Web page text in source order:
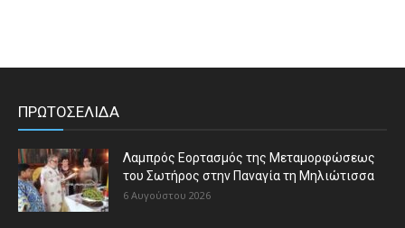
ΠΡΩΤΟΣΕΛΙΔΑ
Λαμπρός Εορτασμός της Μεταμορφώσεως
του Σωτήρος στην Παναγία τη Μηλιώτισσα
6 Αυγούστου 2026